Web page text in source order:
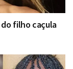
filho caçula